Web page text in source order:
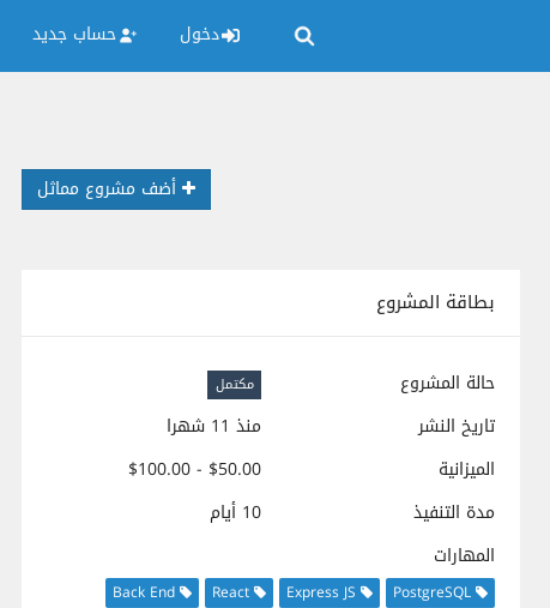
دخول حساب جديد
أضف مشروع مماثل
بطاقة المشروع
حالة المشروع مكتمل
تاريخ النشر
منذ 11 شهرا
الميزانية
$50.00 - $100.00
مدة التنفيذ
10 أيام
المهارات
PostgreSQL
Express JS
React
Back End